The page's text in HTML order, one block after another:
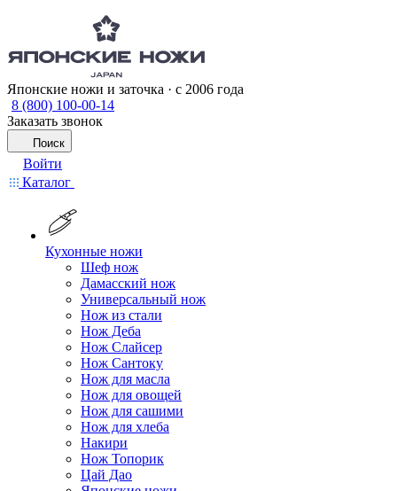
Японские ножи и заточка · с 2006 года
8 (800) 100-00-14
Заказать звонок
Поиск
Войти
Каталог
Кухонные ножи
Шеф нож
Дамасский нож
Универсальный нож
Нож из стали
Нож Деба
Нож Слайсер
Нож Сантоку
Нож для масла
Нож для овощей
Нож для сашими
Нож для хлеба
Накири
Нож Топорик
Цай Дао